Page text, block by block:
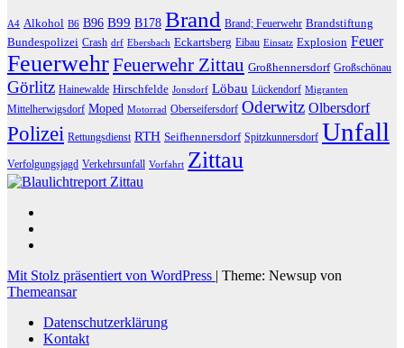
A4 Alkohol B6 B96 B99 B178 Brand Brand; Feuerwehr Brandstiftung
Bundespolizei Crash drf Ebersbach Eckartsberg Eibau Einsatz Explosion Feuer
FeuerwehrFeuerwehr Zittau Großhennersdorf Großschönau
Görlitz Hainewalde Hirschfelde Jonsdorf Löbau Lückendorf Migranten
Mittelherwigsdorf Moped Motorrad Oberseifersdorf Oderwitz Olbersdorf
Polizei Rettungsdienst RTH Seifhennersdorf Spitzkunnersdorf Unfall
Verfolgungsjagd Verkehrsunfall Vorfahrt Zittau
Mit Stolz präsentiert von WordPress | Theme: Newsup von
Themeansar
Datenschutzerklärung
Kontakt